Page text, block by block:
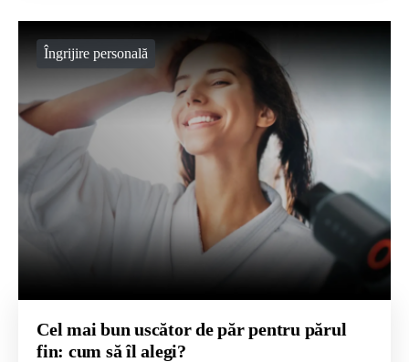
Îngrijire personală
Cel mai bun uscător de păr pentru părul
fin: cum să îl alegi?